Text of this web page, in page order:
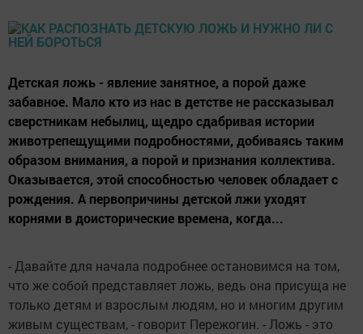
Детская ложь - явление занятное, а порой даже
забавное. Мало кто из нас в детстве не рассказывал
сверстникам небылиц, щедро сдабривая истории
животрепещущими подробностями, добиваясь таким
образом внимания, а порой и признания коллектива.
Оказывается, этой способностью человек обладает с
рождения. А первопричины детской лжи уходят
корнями в доисторические времена, когда...
- Давайте для начала подробнее остановимся на том,
что же собой представляет ложь, ведь она присуща не
только детям и взрослым людям, но и многим другим
живым существам, - говорит Пережогин. - Ложь - это